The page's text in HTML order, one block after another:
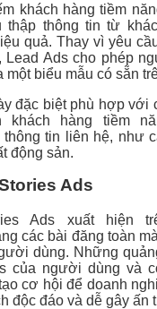
khách hàng tiềm
thập thông tin từ
quả. Thay vì yêu
Lead Ads cho phép
một biểu mẫu có sẵn
đặc biệt phù hợp với
khách hàng tiềm
thông tin liên hệ, như
động sản.
Ads
Ads xuất hiện
các bài đăng toàn
dùng. Những
của người dùng và
cơ hội để doanh
độc đáo và dễ gây ấn